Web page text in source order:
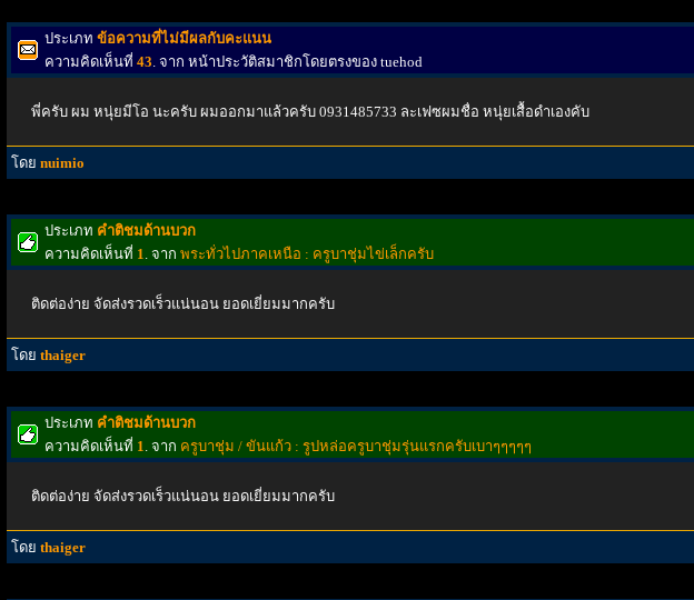
ประเภท ข้อความที่ไม่มีผลกับคะแนน
ความคิดเห็นที่ 43. จาก หน้าประวัติสมาชิกโดยตรงของ tuehod
พี่ครับ ผม หนุ่ยมีโอ นะครับ ผมออกมาแล้วครับ 0931485733 ละเฟซผมชื่อ หนุ่ยเสื้อดำเองคับ
โดย nuimio
ประเภท คำติชมด้านบวก
ความคิดเห็นที่ 1. จาก พระทั่วไปภาคเหนือ : ครูบาชุ่มไข่เล็กครับ
ติดต่อง่าย จัดส่งรวดเร็วแน่นอน ยอดเยี่ยมมากครับ
โดย thaiger
ประเภท คำติชมด้านบวก
ความคิดเห็นที่ 1. จาก ครูบาชุ่ม / ขันแก้ว : รูปหล่อครูบาชุ่มรุ่นแรกครับเบาๆๆๆๆๆ
ติดต่อง่าย จัดส่งรวดเร็วแน่นอน ยอดเยี่ยมมากครับ
โดย thaiger